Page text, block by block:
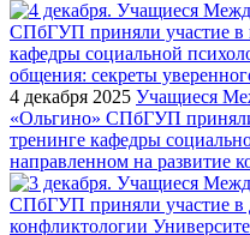
4 декабря 2025 Учащиеся
«Ольгино» СПбГУП
тренинге кафедры
направленном на развитие